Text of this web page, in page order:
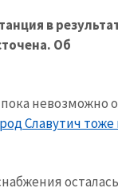
в
Об
невозможно
Славутич